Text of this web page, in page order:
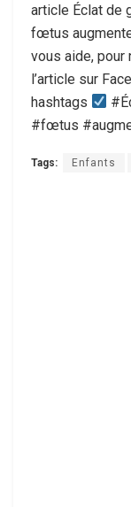
article Éclat de
fœtus
vous aide, pour
l’article sur
hashtags
#fœtus
Tags: Enfants